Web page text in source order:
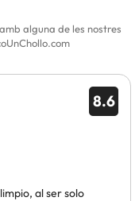
alguna de les nostres
8.6
al ser solo